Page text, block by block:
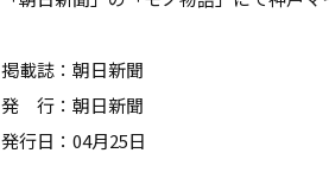
掲載誌：朝日新聞
発 行：朝日新聞
発行日：04月25日